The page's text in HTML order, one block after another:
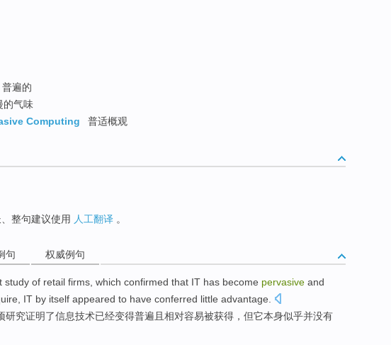
遍的
的气味
Computing
普适概观
整句建议使用 人工翻译 。
句 权威例句
study of retail firms, which confirmed that IT has become pervasive and
, IT by itself appeared to have conferred little advantage.
研究证明了信息技术已经变得普遍 且 相对容易被获得 ， 但它本身似乎并没有